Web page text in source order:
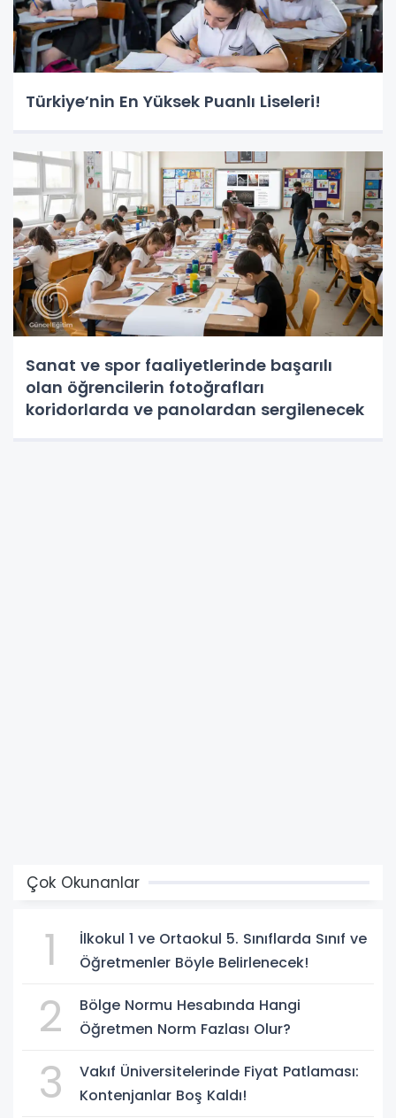
Türkiye’nin En Yüksek Puanlı Liseleri!
Sanat ve spor faaliyetlerinde başarılı
olan öğrencilerin fotoğrafları
koridorlarda ve panolardan sergilenecek
Çok Okunanlar
1
İlkokul 1 ve Ortaokul 5. Sınıflarda Sınıf ve
Öğretmenler Böyle Belirlenecek!
2
Bölge Normu Hesabında Hangi
Öğretmen Norm Fazlası Olur?
3
Vakıf Üniversitelerinde Fiyat Patlaması:
Kontenjanlar Boş Kaldı!